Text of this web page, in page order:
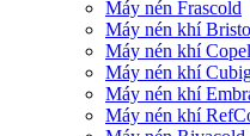
Máy nén Frascold
Máy nén khí
Máy nén khí
Máy nén khí
Máy nén khí
Máy nén khí